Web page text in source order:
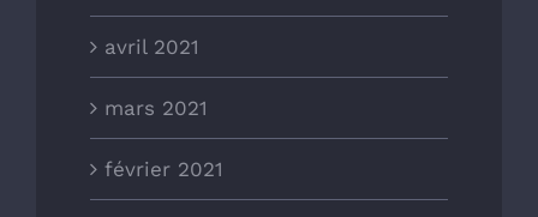
avril 2021
mars 2021
février 2021